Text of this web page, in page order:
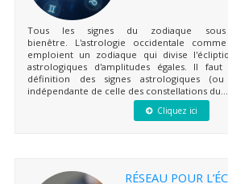
Tous les signes du zodiaque
bienêtre. L'astrologie occidentale
emploient un zodiaque qui divise
astrologiques d'amplitudes égales. Il
définition des signes astrologiques (ou
indépendante de celle des constellations du...
Cliquez ici
RÉSEAU POUR